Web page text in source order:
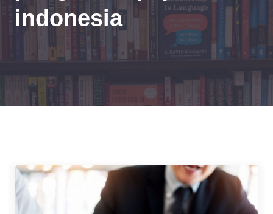
indonesia